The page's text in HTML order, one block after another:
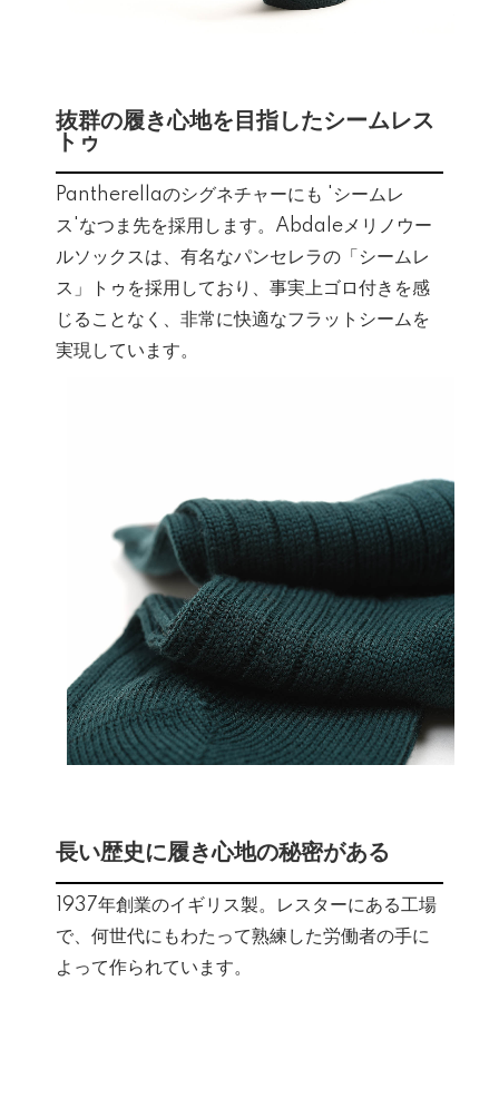
抜群の履き心地を目指したシームレス
トゥ
Pantherellaのシグネチャーにも 'シームレ
ス'なつま先を採用します。Abdaleメリノウー
ルソックスは、有名なパンセレラの「シームレ
ス」トゥを採用しており、事実上ゴロ付きを感
じることなく、非常に快適なフラットシームを
実現しています。
長い歴史に履き心地の秘密がある
1937年創業のイギリス製。レスターにある工場
で、何世代にもわたって熟練した労働者の手に
よって作られています。